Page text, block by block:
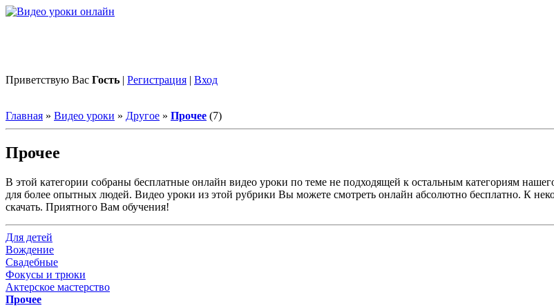
Приветствую Вас Гость | Регистрация | Вход
Главная » Видео уроки » Другое » Прочее (7)
Прочее
В этой категории собраны бесплатные онлайн видео уроки по теме не подходящей к остальным категориям
для более опытных людей. Видео уроки из этой рубрики Вы можете смотреть онлайн абсолютно бесплатно. К
скачать. Приятного Вам обучения!
Для детей
Вождение
Свадебные
Фокусы и трюки
Актерское мастерство
Прочее